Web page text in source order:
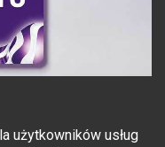
użytkowników usług